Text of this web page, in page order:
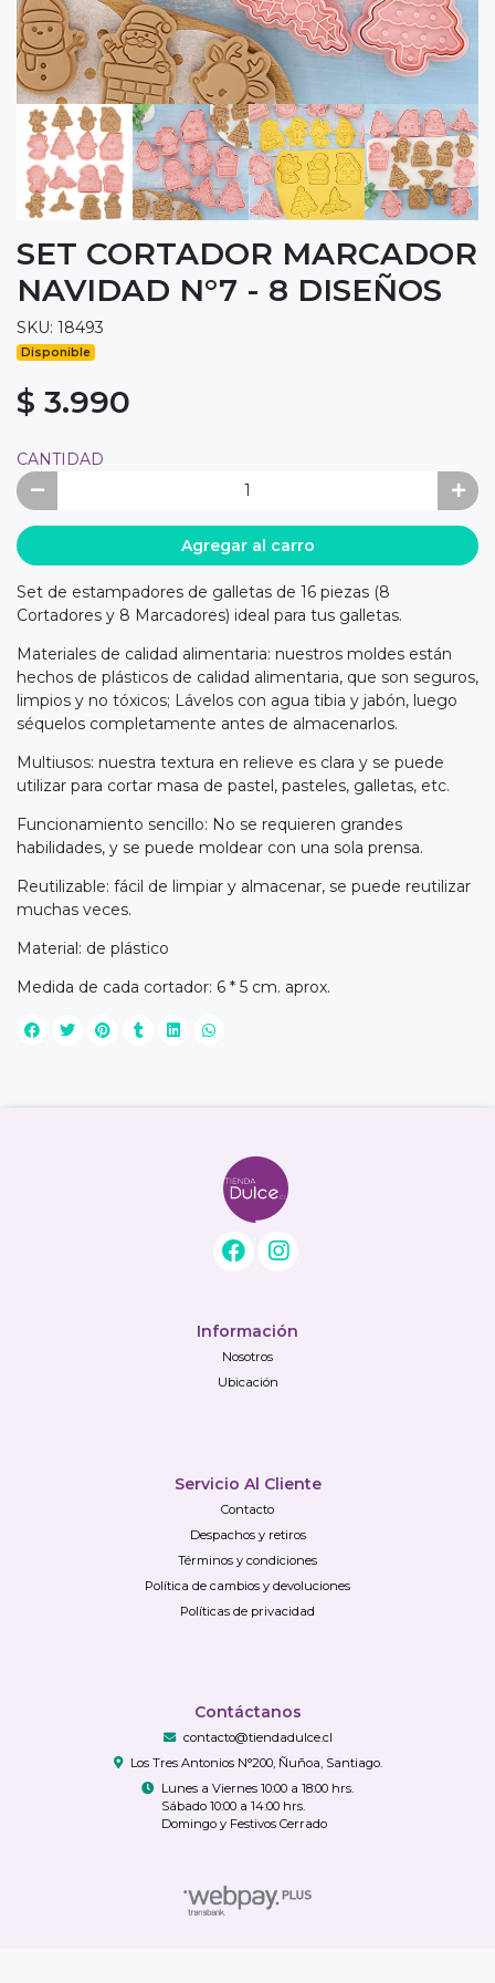
SET CORTADOR MARCADOR
NAVIDAD N°7 - 8 DISEÑOS
SKU: 18493
Disponible
$ 3.990
CANTIDAD
Agregar al carro
Set de estampadores de galletas de 16 piezas (8
Cortadores y 8 Marcadores) ideal para tus galletas.
Materiales de calidad alimentaria: nuestros moldes están
hechos de plásticos de calidad alimentaria, que son seguros,
limpios y no tóxicos; Lávelos con agua tibia y jabón, luego
séquelos completamente antes de almacenarlos.
Multiusos: nuestra textura en relieve es clara y se puede
utilizar para cortar masa de pastel, pasteles, galletas, etc.
Funcionamiento sencillo: No se requieren grandes
habilidades, y se puede moldear con una sola prensa.
Reutilizable: fácil de limpiar y almacenar, se puede reutilizar
muchas veces.
Material: de plástico
Medida de cada cortador: 6 * 5 cm. aprox.
Información
Nosotros
Ubicación
Servicio Al Cliente
Contacto
Despachos y retiros
Términos y condiciones
Política de cambios y devoluciones
Políticas de privacidad
Contáctanos
contacto@tiendadulce.cl
Los Tres Antonios N°200, Ñuñoa, Santiago.
Lunes a Viernes 10:00 a 18:00 hrs.
Sábado 10:00 a 14:00 hrs.
Domingo y Festivos Cerrado